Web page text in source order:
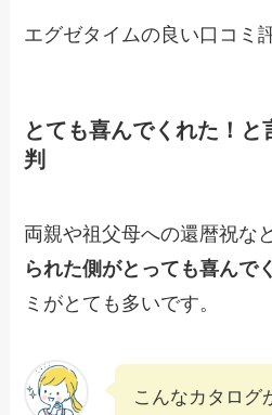
エグゼタイムの良い口コミ
とても喜んでくれた！
判
両親や祖父母への還暦祝な
られた側がとっても喜んで
ミがとても多いです。
こんなカタログ